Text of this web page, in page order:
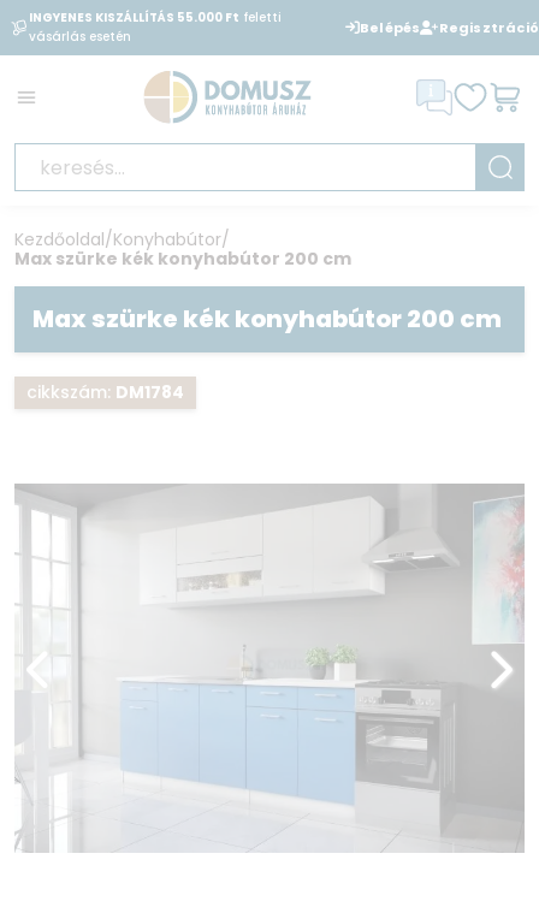
INGYENES KISZÁLLÍTÁS 55.000 Ft feletti
vásárlás esetén
BANKKÁRTYÁVAL
is
áruházunkban
Belépés Regisztráció
Kezdőoldal/Konyhabútor/
Max szürke kék konyhabútor 200 cm
Max szürke kék konyhabútor 200 cm
cikkszám: DM1784